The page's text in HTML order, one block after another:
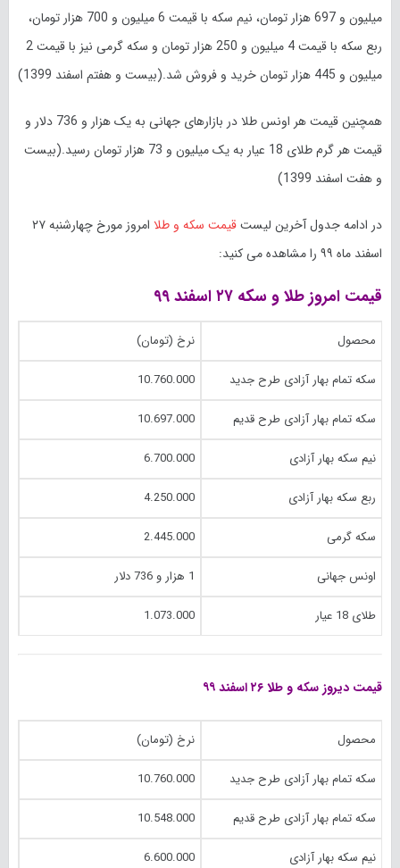
میلیون و 697 هزار تومان، نیم سکه با قیمت 6 میلیون و 700 هزار تومان،
ربع سکه با قیمت 4 میلیون و 250 هزار تومان و سکه گرمی نیز با قیمت 2
میلیون و 445 هزار تومان خرید و فروش شد.(بیست و هفتم اسفند 1399)
همچنین قیمت هر اونس طلا در بازارهای جهانی به یک هزار و 736 دلار و
قیمت هر گرم طلای 18 عیار به یک میلیون و 73 هزار تومان رسید.(بیست
و هفت اسفند 1399)
در ادامه جدول آخرین لیستقیمت سکه و طلا
امروز مورخ چهارشنبه ۲۷
اسفند ماه ۹۹ را مشاهده می کنید:
قیمت امروز طلا و سکه ۲۷ اسفند ۹۹
محصول نرخ (تومان)
سکه تمام بهار آزادی طرح جدید 10.760.000
سکه تمام بهار آزادی طرح قدیم 10.697.000
نیم سکه بهار آزادی 6.700.000
ربع سکه بهار آزادی 4.250.000
سکه گرمی 2.445.000
اونس جهانی 1 هزار و 736 دلار
طلای 18 عیار 1.073.000
قیمت دیروز سکه و طلا ۲۶ اسفند ۹۹
محصول نرخ (تومان)
سکه تمام بهار آزادی طرح جدید 10.760.000
سکه تمام بهار آزادی طرح قدیم 10.548.000
نیم سکه بهار آزادی 6.600.000